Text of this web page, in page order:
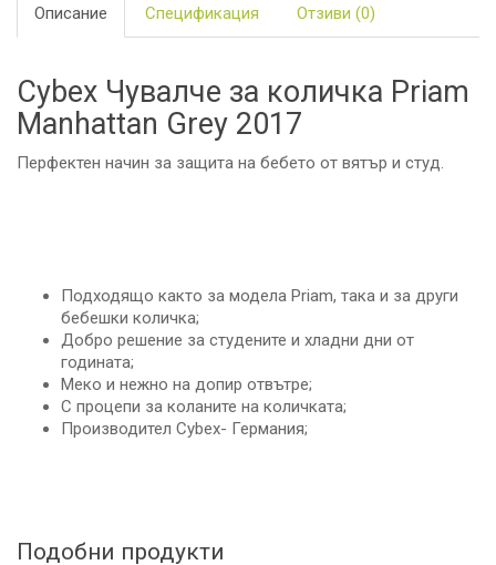
Описание Спецификация Отзиви (0)
Cybex Чувалче за количка Priam
Manhattan Grey 2017
Перфектен начин за защита на бебето от вятър и студ.
Подходящо както за модела Priam, така и за други
бебешки количка;
Добро решение за студените и хладни дни от
годината;
Меко и нежно на допир отвътре;
С процепи за коланите на количката;
Производител Cybex- Германия;
Подобни продукти